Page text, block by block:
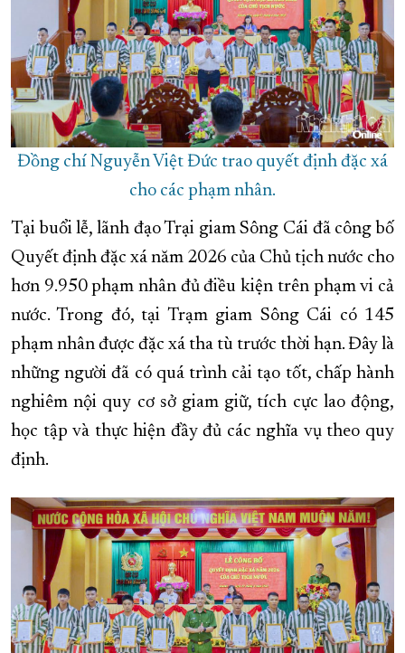
Đồng chí Nguyễn Việt Đức trao quyết định đặc xá
cho các phạm nhân.
Tại buổi lễ, lãnh đạo Trại giam Sông Cái đã công bố
Quyết định đặc xá năm 2026 của Chủ tịch nước cho
hơn 9.950 phạm nhân đủ điều kiện trên phạm vi cả
nước. Trong đó, tại Trạm giam Sông Cái có 145
phạm nhân được đặc xá tha tù trước thời hạn. Đây là
những người đã có quá trình cải tạo tốt, chấp hành
nghiêm nội quy cơ sở giam giữ, tích cực lao động,
học tập và thực hiện đầy đủ các nghĩa vụ theo quy
định.